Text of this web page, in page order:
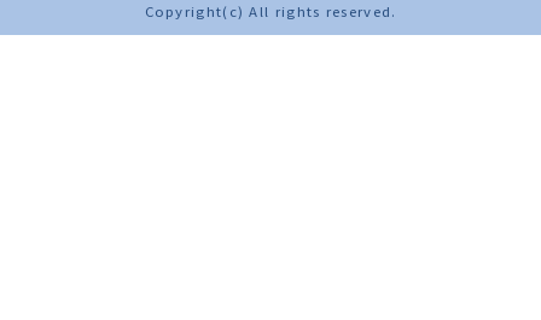
Copyright(c) All rights reserved.